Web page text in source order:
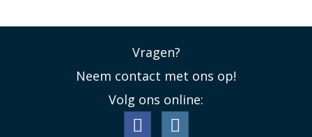
Vragen?
Neem contact met ons op!
Volg ons online: